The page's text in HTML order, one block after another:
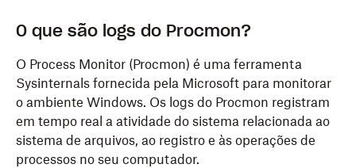
O que são logs do Procmon?
O Process Monitor (Procmon) é uma ferramenta
Sysinternals fornecida pela Microsoft para monitorar
o ambiente Windows. Os logs do Procmon registram
em tempo real a atividade do sistema relacionada ao
sistema de arquivos, ao registro e às operações de
processos no seu computador.